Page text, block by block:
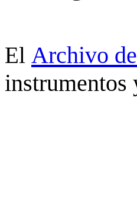
El Archivo